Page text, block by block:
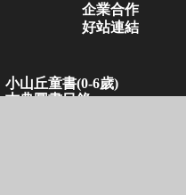
企業合作
好站連結
小山丘童書(0-6歲)
古典圖書目錄